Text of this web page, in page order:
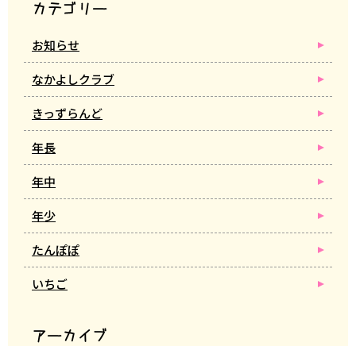
カテゴリー
お知らせ
なかよしクラブ
きっずらんど
年長
年中
年少
たんぽぽ
いちご
アーカイブ